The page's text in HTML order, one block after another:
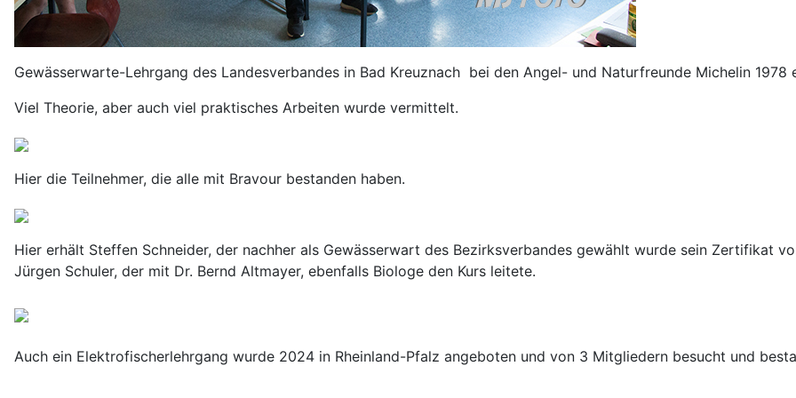
Gewässerwarte-Lehrgang des Landesverbandes in Bad Kreuznach bei den Angel- und Naturfreunde Michelin 1978
Viel Theorie, aber auch viel praktisches Arbeiten wurde vermittelt.
Hier die Teilnehmer, die alle mit Bravour bestanden haben.
Hier erhält Steffen Schneider, der nachher als Gewässerwart des Bezirksverbandes gewählt wurde sein Zertifikat
Jürgen Schuler, der mit Dr. Bernd Altmayer, ebenfalls Biologe den Kurs leitete.
Auch ein Elektrofischerlehrgang wurde 2024 in Rheinland-Pfalz angeboten und von 3 Mitgliedern besucht und